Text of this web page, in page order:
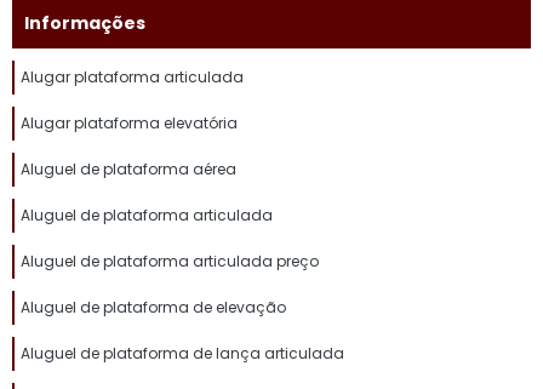
Informações
Alugar plataforma articulada
Alugar plataforma elevatória
Aluguel de plataforma aérea
Aluguel de plataforma articulada
Aluguel de plataforma articulada preço
Aluguel de plataforma de elevação
Aluguel de plataforma de lança articulada